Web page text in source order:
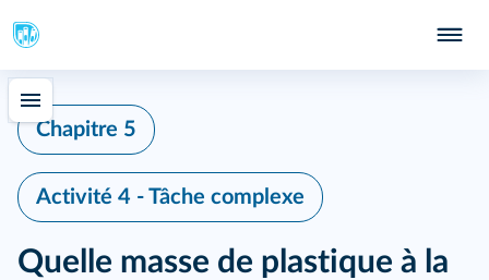
Chapitre 5
Activité 4 - Tâche complexe
Quelle masse de plastique à la